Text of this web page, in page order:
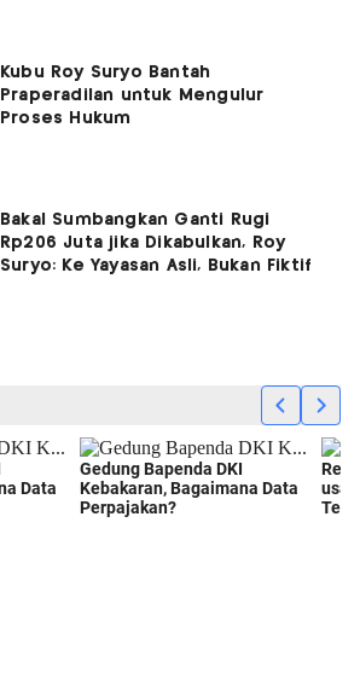
Kubu Roy Suryo Bantah
Praperadilan untuk Mengulur
Proses Hukum
Bakal Sumbangkan Ganti Rugi
Rp206 Juta jika Dikabulkan, Roy
Suryo: Ke Yayasan Asli, Bukan Fiktif